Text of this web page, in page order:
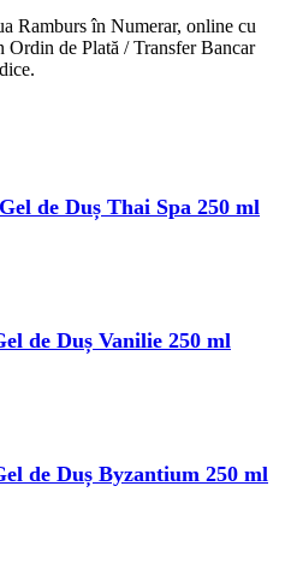
Ramburs în Numerar, online cu
Ordin de Plată / Transfer Bancar
de Duș Thai Spa 250 ml
de Duș Vanilie 250 ml
de Duș Byzantium 250 ml